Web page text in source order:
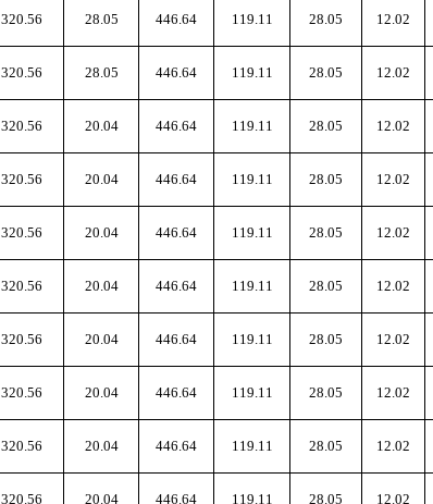
320.56 28.05 446.64 119.11 28.05 12.02
320.56 28.05 446.64 119.11 28.05 12.02
320.56 20.04 446.64 119.11 28.05 12.02
320.56 20.04 446.64 119.11 28.05 12.02
320.56 20.04 446.64 119.11 28.05 12.02
320.56 20.04 446.64 119.11 28.05 12.02
320.56 20.04 446.64 119.11 28.05 12.02
320.56 20.04 446.64 119.11 28.05 12.02
320.56 20.04 446.64 119.11 28.05 12.02
320.56 20.04 446.64 119.11 28.05 12.02